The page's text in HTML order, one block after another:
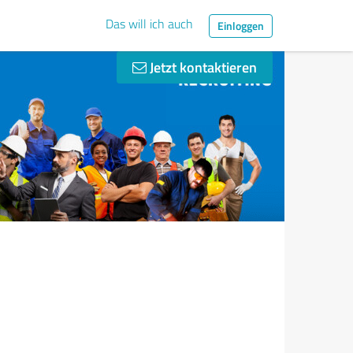
Das will ich auch Einloggen
Jetzt kontaktieren